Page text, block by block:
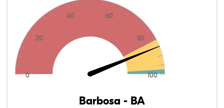
0
20
40 60
80
100
Barbosa - BA